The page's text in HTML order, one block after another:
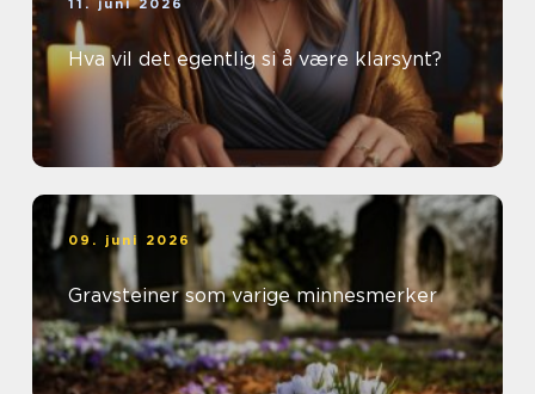
11. juni 2026
Hva vil det egentlig si å være klarsynt?
09. juni 2026
Gravsteiner som varige minnesmerker